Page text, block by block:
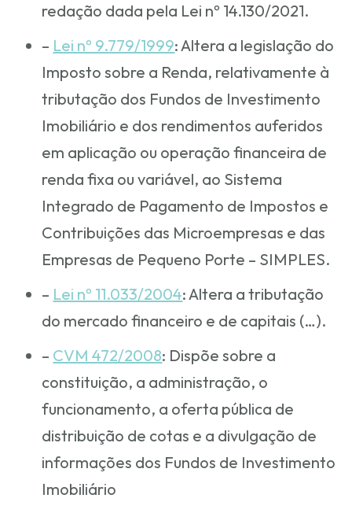
redação dada pela Lei nº 14.130/2021.
– Lei nº 9.779/1999: Altera a legislação do
Imposto sobre a Renda, relativamente à
tributação dos Fundos de Investimento
Imobiliário e dos rendimentos auferidos
em aplicação ou operação financeira de
renda fixa ou variável, ao Sistema
Integrado de Pagamento de Impostos e
Contribuições das Microempresas e das
Empresas de Pequeno Porte – SIMPLES.
– Lei nº 11.033/2004: Altera a tributação
do mercado financeiro e de capitais (…).
– CVM 472/2008: Dispõe sobre a
constituição, a administração, o
funcionamento, a oferta pública de
distribuição de cotas e a divulgação de
informações dos Fundos de Investimento
Imobiliário